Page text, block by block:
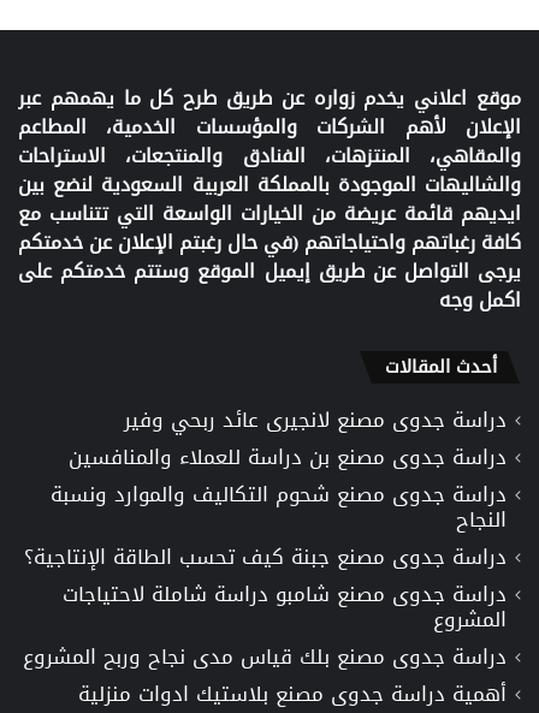
موقع اعلاني يخدم زواره عن طريق طرح كل ما يهمهم عبر
الإعلان لأهم الشركات والمؤسسات الخدمية، المطاعم
والمقاهي، المنتزهات، الفنادق والمنتجعات، الاستراحات
والشاليهات الموجودة بالمملكة العربية السعودية لنضع بين
ايديهم قائمة عريضة من الخيارات الواسعة التي تتناسب مع
كافة رغباتهم واحتياجاتهم (في حال رغبتم الإعلان عن خدمتكم
يرجى التواصل عن طريق إيميل الموقع وستتم خدمتكم على
اكمل وجه
أحدث المقالات
دراسة جدوى مصنع لانجيرى عائد ربحي وفير
دراسة جدوى مصنع بن دراسة للعملاء والمنافسين
دراسة جدوى مصنع شحوم التكاليف والموارد ونسبة
النجاح
دراسة جدوى مصنع جبنة كيف تحسب الطاقة الإنتاجية؟
دراسة جدوى مصنع شامبو دراسة شاملة لاحتياجات
المشروع
دراسة جدوى مصنع بلك قياس مدى نجاح وربح المشروع
أهمية دراسة جدوى مصنع بلاستيك ادوات منزلية